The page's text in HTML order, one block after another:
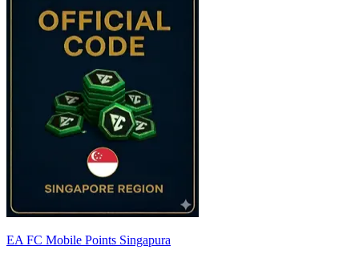
EA FC Mobile Points Singapura